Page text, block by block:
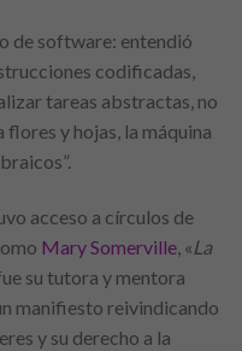
de software: entendió
codificadas,
tareas abstractas, no
y hojas, la máquina
acceso a círculos de
Mary Somerville, «La
su tutora y mentora
manifiesto reivindicando
y su derecho a la